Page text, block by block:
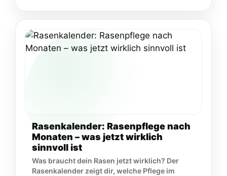
Rasenkalender: Rasenpflege nach
Monaten – was jetzt wirklich
sinnvoll ist
Was braucht dein Rasen jetzt wirklich? Der
Rasenkalender zeigt dir, welche Pflege im